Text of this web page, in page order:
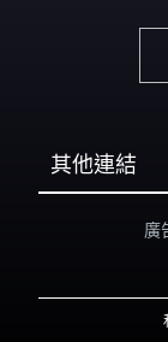
其他連結
廣